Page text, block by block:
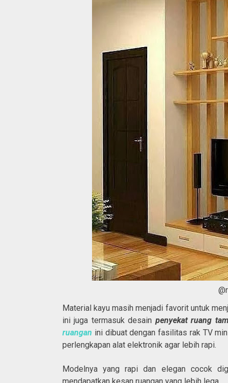
Material kayu masih menjadi favorit untuk
ini juga termasuk desain penyekat ruang
ruangan ini dibuat dengan fasilitas rak TV
perlengkapan alat elektronik agar lebih rapi.
Modelnya yang rapi dan elegan cocok
mendapatkan kesan ruangan yang lebih lega.